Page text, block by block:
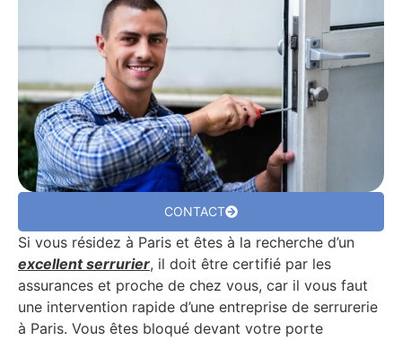
CONTACT
Si vous résidez à Paris et êtes à la recherche d’un
excellent serrurier, il doit être certifié par les
assurances et proche de chez vous, car il vous faut
une intervention rapide d’une entreprise de serrurerie
à Paris. Vous êtes bloqué devant votre porte